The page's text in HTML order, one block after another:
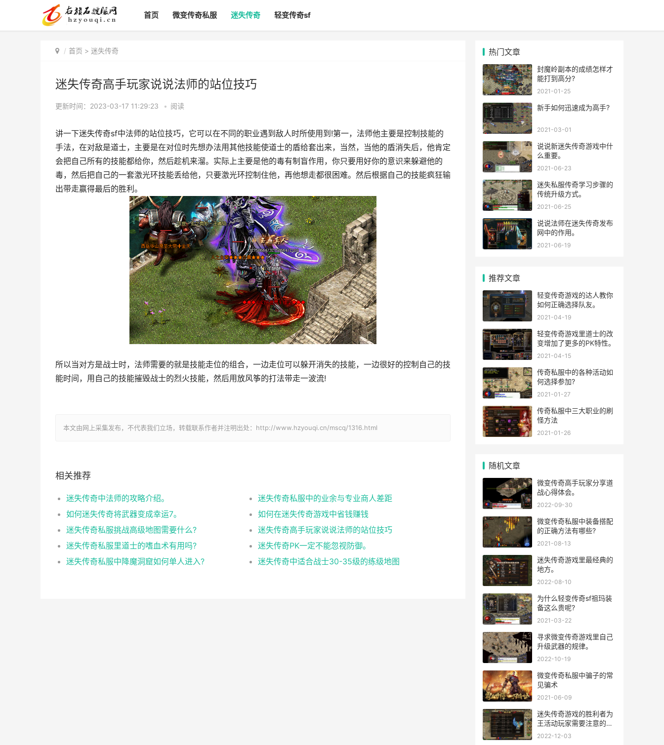
首页 微变传奇私服 迷失传奇 轻变传奇sf
首页 > 迷失传奇
迷失传奇高手玩家说说法师的站位技巧
更新时间：2023-03-17 11:29:23 • 阅读
讲一下迷失传奇sf中法师的站位技巧，它可以在不同的职业遇到敌人时所使用到!第一，法师他主要是控制技能的
手法，在对敌是道士，主要是在对位时先想办法用其他技能使道士的盾给套出来，当然，当他的盾消失后，他肯定
会把自己所有的技能都给你，然后趁机来溜。实际上主要是他的毒有制盲作用，你只要用好你的意识来躲避他的
毒，然后把自己的一套激光环技能丢给他，只要激光环控制住他，再他想走都很困难。然后根据自己的技能疯狂输
出带走赢得最后的胜利。
所以当对方是战士时，法师需要的就是技能走位的组合，一边走位可以躲开消失的技能，一边很好的控制自己的技
能时间，用自己的技能摧毁战士的烈火技能，然后用放风筝的打法带走一波流!
本文由网上采集发布，不代表我们立场，转载联系作者并注明出处：http://www.hzyouqi.cn/mscq/1316.html
相关推荐
迷失传奇中法师的攻略介绍。
迷失传奇私服中的业余与专业商人差距
如何迷失传奇将武器变成幸运7。
如何在迷失传奇游戏中省钱赚钱
迷失传奇私服挑战高级地图需要什么?
迷失传奇高手玩家说说法师的站位技巧
迷失传奇私服里道士的嗜血术有用吗?
迷失传奇PK一定不能忽视防御。
迷失传奇私服中降魔洞窟如何单人进入?
迷失传奇中适合战士30-35级的练级地图
热门文章
封魔岭副本的成绩怎样才
能打到高分?
2021-01-25
新手如何迅速成为高手?
2021-03-01
说说新迷失传奇游戏中什
么重要。
2021-06-23
迷失私服传奇学习步骤的
传统升级方式。
2021-06-25
说说法师在迷失传奇发布
网中的作用。
2021-06-19
推荐文章
轻变传奇游戏的达人教你
如何正确选择队友。
2021-04-19
轻变传奇游戏里道士的改
变增加了更多的PK特性。
2021-04-15
传奇私服中的各种活动如
何选择参加?
2021-01-27
传奇私服中三大职业的刷
怪方法
2021-01-26
随机文章
微变传奇高手玩家分享道
战心得体会。
2022-09-30
微变传奇私服中装备搭配
的正确方法有哪些?
2021-08-13
迷失传奇游戏里最经典的
地方。
2022-08-10
为什么轻变传奇sf祖玛装
备这么贵呢?
2021-03-22
寻求微变传奇游戏里自己
升级武器的规律。
2022-10-19
微变传奇私服中骗子的常
见骗术
2021-06-09
迷失传奇游戏的胜利者为
王活动玩家需要注意的是
一切。
2022-12-03